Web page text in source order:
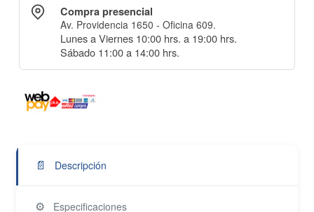
Compra presencial
Av. Providencia 1650 - Oficina 609.
Lunes a Viernes 10:00 hrs. a 19:00 hrs.
Sábado 11:00 a 14:00 hrs.
📄 Descripción
⚙️ Especificaciones